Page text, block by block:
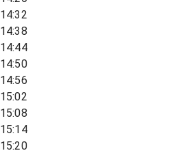
14:32
14:38
14:44
14:50
14:56
15:02
15:08
15:14
15:20